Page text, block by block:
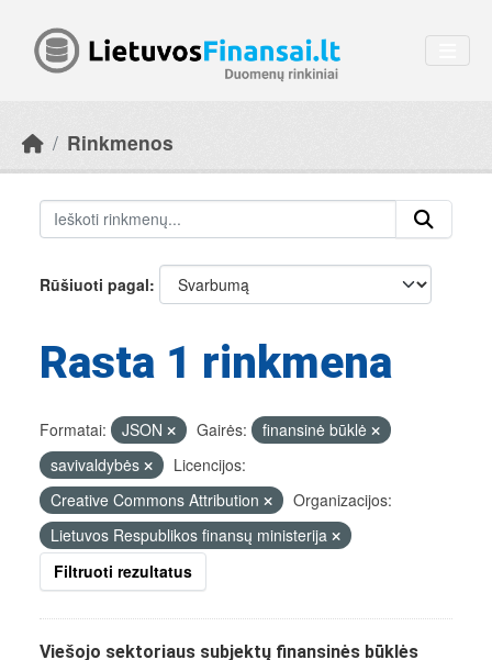
Rinkmenos
Rūšiuoti pagal
Rasta 1 rinkmena
Formatai: JSON Gairės:
finansinė būklė
savivaldybės
Licencijos:
Creative Commons Attribution
Organizacijos:
Lietuvos Respublikos finansų ministerija
Filtruoti rezultatus
Viešojo sektoriaus subjektų finansinės būklės